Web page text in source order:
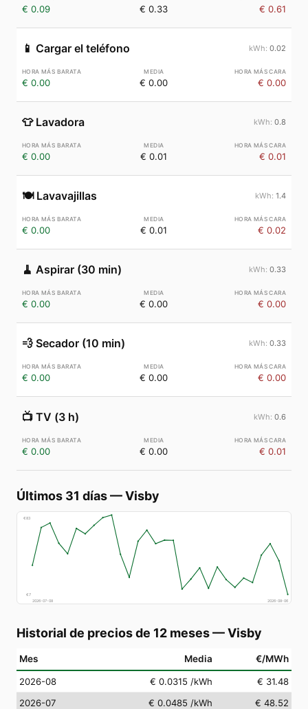
€ 0.09 € 0.33 € 0.61
📱 Cargar el teléfono 0.02
€ 0.00 € 0.00 € 0.00
👕 Lavadora 0.8
€ 0.00 € 0.01 € 0.01
🍽️ Lavavajillas 1.4
€ 0.00 € 0.01 € 0.02
🧹 Aspirar (30 min) 0.33
€ 0.00 € 0.00 € 0.00
💨 Secador (10 min) 0.33
€ 0.00 € 0.00 € 0.00
📺 TV (3 h) 0.6
€ 0.00 € 0.00 € 0.01
Últimos 31 días—Visby
€83
€7
2026-07-08
2026-08-06
Historial de precios de 12 meses—Visby
Mes Media €/MWh
2026-08 € 0.0315 /kWh
€ 31.48
2026-07
€ 0.0485 /kWh
€ 48.52